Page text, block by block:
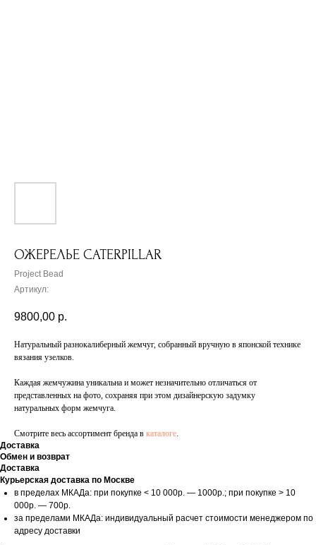
ОЖЕРЕЛЬЕ CATERPILLAR
Project Bead
Артикул:
9800,00 р.
Натуральный разнокалиберный жемчуг, собранный вручную в японской технике
вязания узелков.
Каждая жемчужина уникальна и может незначительно отличаться от
представленных на фото, сохраняя при этом дизайнерскую задумку
натуральных форм жемчуга.
Смотрите весь ассортимент бренда в каталоге.
Доставка
Обмен и возврат
Доставка
Курьерская доставка по Москве
в пределах МКАДа: при покупке < 10 000р. — 1000р.; при покупке > 10
000р. — 700р.
за пределами МКАДа: индивидуальный расчет стоимости менеджером по
адресу доставки